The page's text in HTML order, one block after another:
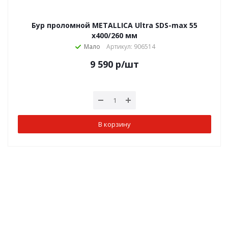
Бур проломной METALLICA Ultra SDS-max 55
х400/260 мм
Мало Артикул: 906514
9 590 р/шт
В корзину